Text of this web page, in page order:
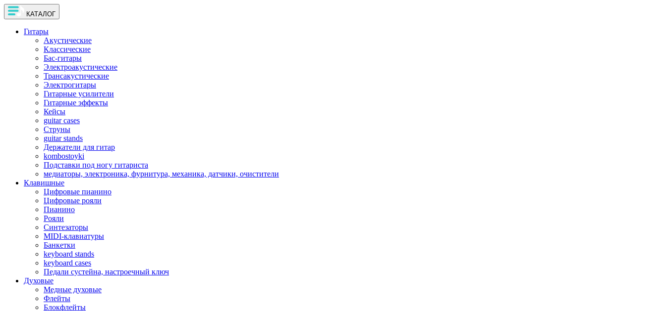
КАТАЛОГ
Гитары
Акустические
Классические
Бас-гитары
Электроакустические
Трансакустические
Электрогитары
Гитарные усилители
Гитарные эффекты
Кейсы
guitar cases
Струны
guitar stands
Держатели для гитар
kombostoyki
Подставки под ногу гитариста
медиаторы, электроника, фурнитура, механика, датчики, очистители
Клавишные
Цифровые пианино
Цифровые рояли
Пианино
Рояли
Синтезаторы
MIDI-клавиатуры
Банкетки
keyboard stands
keyboard cases
Педали сустейна, настроечный ключ
Духовые
Медные духовые
Флейты
Блокфлейты